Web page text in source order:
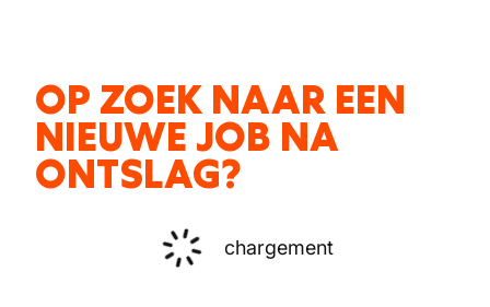
OP ZOEK NAAR EEN
NIEUWE JOB NA
ONTSLAG?
chargement